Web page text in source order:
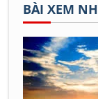
BÀI XEM